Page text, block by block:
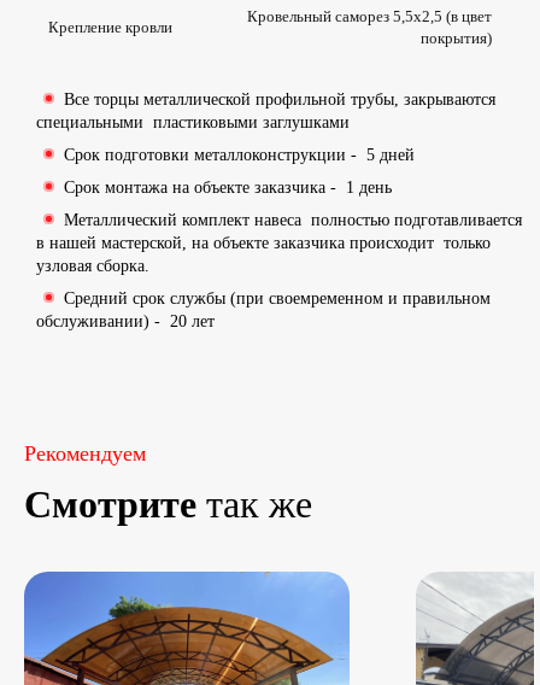
Крепление кровли
Кровельный саморез 5,5х2,5 (в цвет
покрытия)
Все торцы металлической профильной трубы, закрываются
специальными пластиковыми заглушками
Срок подготовки металлоконструкции - 5 дней
Срок монтажа на объекте заказчика - 1 день
Металлический комплект навеса полностью подготавливается
в нашей мастерской, на объекте заказчика происходит только
узловая сборка.
Средний срок службы (при своемременном и правильном
обслуживании) - 20 лет
Рекомендуем
Смотрите так же